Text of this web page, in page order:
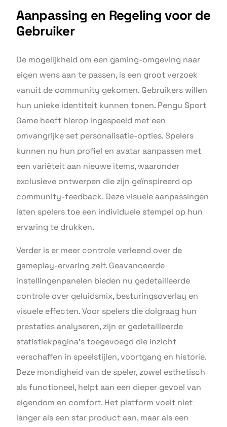
Aanpassing en Regeling voor de
Gebruiker
De mogelijkheid om een gaming-omgeving naar
eigen wens aan te passen, is een groot verzoek
vanuit de community gekomen. Gebruikers willen
hun unieke identiteit kunnen tonen. Pengu Sport
Game heeft hierop ingespeeld met een
omvangrijke set personalisatie-opties. Spelers
kunnen nu hun profiel en avatar aanpassen met
een variëteit aan nieuwe items, waaronder
exclusieve ontwerpen die zijn geïnspireerd op
community-feedback. Deze visuele aanpassingen
laten spelers toe een individuele stempel op hun
ervaring te drukken.
Verder is er meer controle verleend over de
gameplay-ervaring zelf. Geavanceerde
instellingenpanelen bieden nu gedetailleerde
controle over geluidsmix, besturingsoverlay en
visuele effecten. Voor spelers die dolgraag hun
prestaties analyseren, zijn er gedetailleerde
statistiekpagina’s toegevoegd die inzicht
verschaffen in speelstijlen, voortgang en historie.
Deze mondigheid van de speler, zowel esthetisch
als functioneel, helpt aan een dieper gevoel van
eigendom en comfort. Het platform voelt niet
langer als een star product aan, maar als een